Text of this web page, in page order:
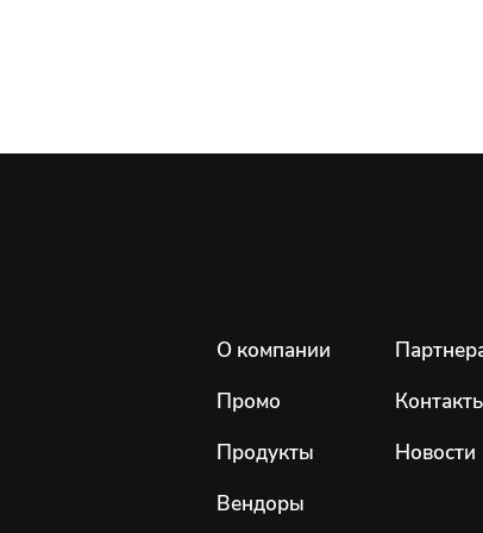
О компании
Промо
Продукты
Вендоры
Новости